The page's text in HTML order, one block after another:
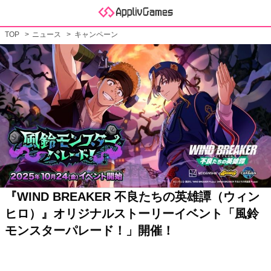
TOP ニュース キャンペーン
『WIND BREAKER 不良たちの英雄譚（ウィン
ヒロ）』オリジナルストーリーイベント「風鈴
モンスターパレード！」開催！